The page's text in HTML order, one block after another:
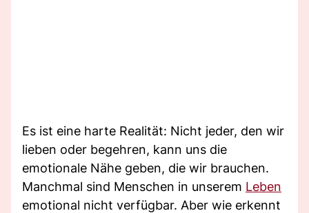
Es ist eine harte Realität: Nicht jeder, den wir
lieben oder begehren, kann uns die
emotionale Nähe geben, die wir brauchen.
Manchmal sind Menschen in unserem Leben
emotional nicht verfügbar. Aber wie erkennt